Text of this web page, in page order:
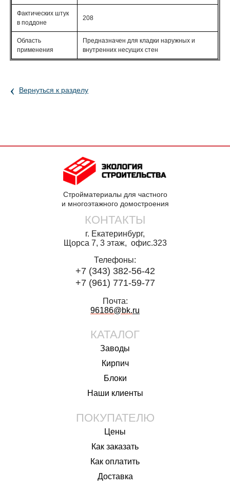
Фактических штук
в поддоне
208
Область
применения
Предназначен для кладки наружных и
внутренних несущих стен
‹ Вернуться к разделу
Стройматериалы для частного
и многоэтажного домостроения
КОНТАКТЫ
г. Екатеринбург,
Щорса 7, 3 этаж, офис.323
Телефоны:
+7 (343) 382-56-42
+7 (961) 771-59-77
Почта:
96186@bk.ru
КАТАЛОГ
Заводы
Кирпич
Блоки
Наши клиенты
ПОКУПАТЕЛЮ
Цены
Как заказать
Как оплатить
Доставка